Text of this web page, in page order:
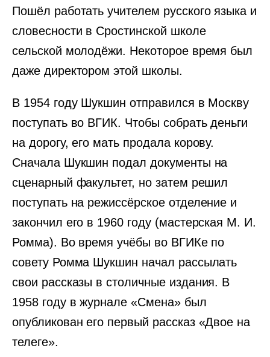
Пошёл работать учителем русского языка и
словесности в Сростинской школе
сельской молодёжи. Некоторое время был
даже директором этой школы.
В 1954 году Шукшин отправился в Москву
поступать во ВГИК. Чтобы собрать деньги
на дорогу, его мать продала корову.
Сначала Шукшин подал документы на
сценарный факультет, но затем решил
поступать на режиссёрское отделение и
закончил его в 1960 году (мастерская М. И.
Ромма). Во время учёбы во ВГИКе по
совету Ромма Шукшин начал рассылать
свои рассказы в столичные издания. В
1958 году в журнале «Смена» был
опубликован его первый рассказ «Двое на
телеге».